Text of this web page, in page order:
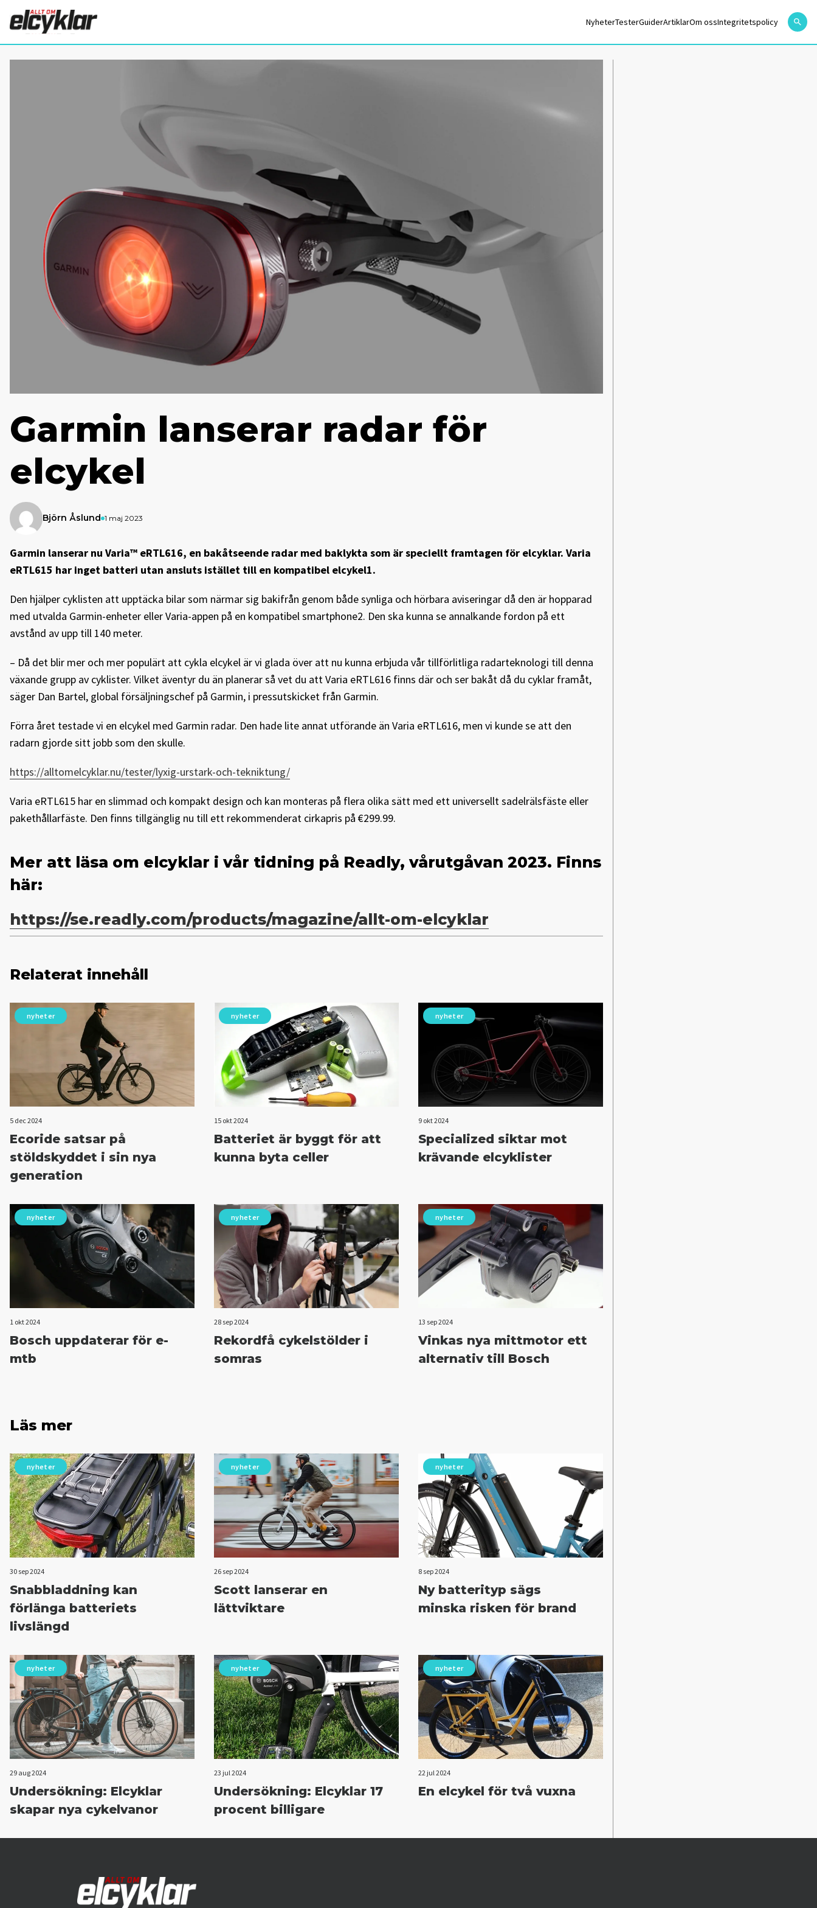
NyheterTesterGuiderArtiklarOm ossIntegritetspolicy
Garmin lanserar radar för
elcykel
Björn Åslund 1 maj 2023
Garmin lanserar nu Varia™ eRTL616, en bakåtseende radar med baklykta som är speciellt framtagen för elcyklar. Varia
eRTL615 har inget batteri utan ansluts istället till en kompatibel elcykel1.
Den hjälper cyklisten att upptäcka bilar som närmar sig bakifrån genom både synliga och hörbara aviseringar då den är hopparad
med utvalda Garmin-enheter eller Varia-appen på en kompatibel smartphone2. Den ska kunna se annalkande fordon på ett
avstånd av upp till 140 meter.
– Då det blir mer och mer populärt att cykla elcykel är vi glada över att nu kunna erbjuda vår tillförlitliga radarteknologi till denna
växande grupp av cyklister. Vilket äventyr du än planerar så vet du att Varia eRTL616 finns där och ser bakåt då du cyklar framåt,
säger Dan Bartel, global försäljningschef på Garmin, i pressutskicket från Garmin.
Förra året testade vi en elcykel med Garmin radar. Den hade lite annat utförande än Varia eRTL616, men vi kunde se att den
radarn gjorde sitt jobb som den skulle.
https://alltomelcyklar.nu/tester/lyxig-urstark-och-tekniktung/
Varia eRTL615 har en slimmad och kompakt design och kan monteras på flera olika sätt med ett universellt sadelrälsfäste eller
pakethållarfäste. Den finns tillgänglig nu till ett rekommenderat cirkapris på €299.99.
Mer att läsa om elcyklar i vår tidning på Readly, vårutgåvan 2023. Finns
här:
https://se.readly.com/products/magazine/allt-om-elcyklar
Relaterat innehåll
nyheter
5 dec 2024
Ecoride satsar på
stöldskyddet i sin nya
generation
nyheter
15 okt 2024
Batteriet är byggt för att
kunna byta celler
nyheter
9 okt 2024
Specialized siktar mot
krävande elcyklister
nyheter
1 okt 2024
Bosch uppdaterar för e-
mtb
nyheter
28 sep 2024
Rekordfå cykelstölder i
somras
nyheter
13 sep 2024
Vinkas nya mittmotor ett
alternativ till Bosch
Läs mer
nyheter
30 sep 2024
Snabbladdning kan
förlänga batteriets
livslängd
nyheter
26 sep 2024
Scott lanserar en
lättviktare
nyheter
8 sep 2024
Ny batterityp sägs
minska risken för brand
nyheter
29 aug 2024
Undersökning: Elcyklar
skapar nya cykelvanor
nyheter
23 jul 2024
Undersökning: Elcyklar 17
procent billigare
nyheter
22 jul 2024
En elcykel för två vuxna